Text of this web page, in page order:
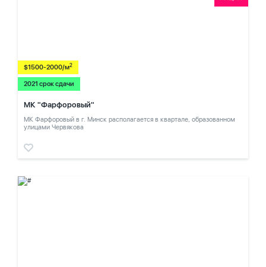
$1500-2000/м2
2021 срок сдачи
МК "Фарфоровый"
МК Фарфоровый в г. Минск располагается в квартале, образованном
улицами Червякова